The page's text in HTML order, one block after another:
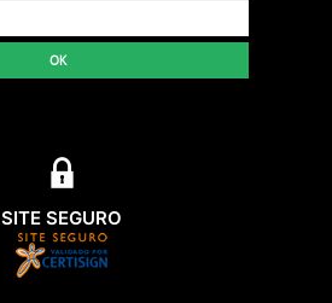
OK
SITE SEGURO